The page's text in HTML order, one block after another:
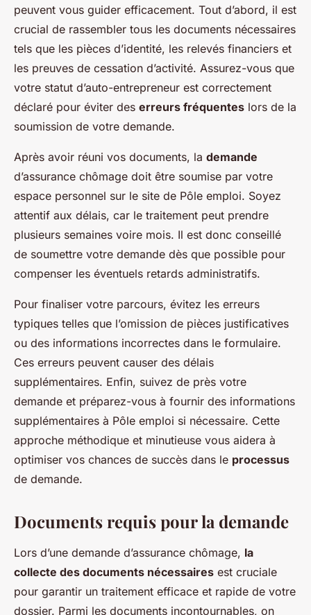
peuvent vous guider efficacement. Tout d’abord, il est
crucial de rassembler tous les documents nécessaires
tels que les pièces d’identité, les relevés financiers et
les preuves de cessation d’activité. Assurez-vous que
votre statut d’auto-entrepreneur est correctement
déclaré pour éviter des erreurs fréquentes lors de la
soumission de votre demande.
Après avoir réuni vos documents, la demande
d’assurance chômage doit être soumise par votre
espace personnel sur le site de Pôle emploi. Soyez
attentif aux délais, car le traitement peut prendre
plusieurs semaines voire mois. Il est donc conseillé
de soumettre votre demande dès que possible pour
compenser les éventuels retards administratifs.
Pour finaliser votre parcours, évitez les erreurs
typiques telles que l’omission de pièces justificatives
ou des informations incorrectes dans le formulaire.
Ces erreurs peuvent causer des délais
supplémentaires. Enfin, suivez de près votre
demande et préparez-vous à fournir des informations
supplémentaires à Pôle emploi si nécessaire. Cette
approche méthodique et minutieuse vous aidera à
optimiser vos chances de succès dans le processus
de demande.
Documents requis pour la demande
Lors d’une demande d’assurance chômage, la
collecte des documents nécessaires est cruciale
pour garantir un traitement efficace et rapide de votre
dossier. Parmi les documents incontournables, on